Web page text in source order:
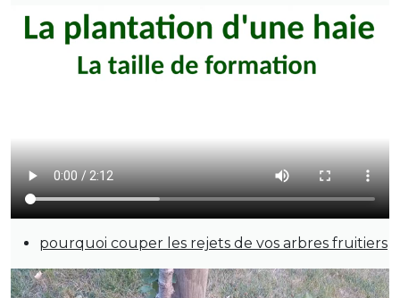
pourquoi couper les rejets de vos arbres fruitiers